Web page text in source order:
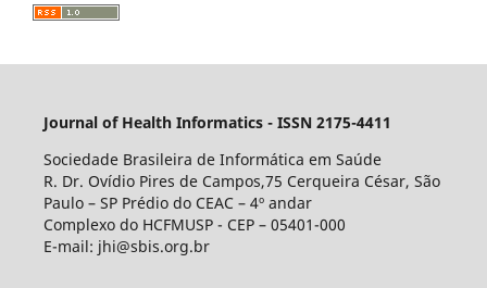
Journal of Health Informatics - ISSN 2175-4411
Sociedade Brasileira de Informática em Saúde
R. Dr. Ovídio Pires de Campos,75 Cerqueira César, São
Paulo – SP Prédio do CEAC – 4º andar
Complexo do HCFMUSP - CEP – 05401-000
E-mail: jhi@sbis.org.br